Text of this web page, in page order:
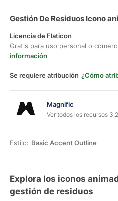
Gestión De Residuos Icono
Licencia de Flaticon
Gratis para uso personal o
información
Se requiere atribución ¿Cómo
Magnific
Ver todos los recursos
Estilo: Basic Accent Outline
Explora los iconos
gestión de residuos